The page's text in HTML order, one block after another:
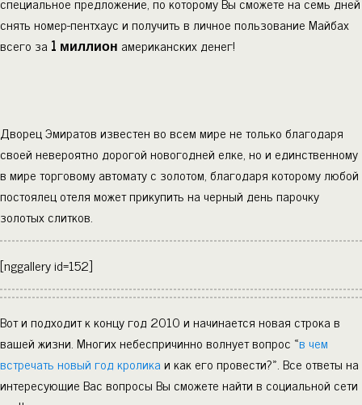
снять номер-пентхаус и получить в личное пользование Майбах
всего за 1 миллион американских денег!
Дворец Эмиратов известен во всем мире не только благодаря
своей невероятно дорогой новогодней елке, но и единственному
в мире торговому автомату с золотом, благодаря которому любой
постоялец отеля может прикупить на черный день парочку
золотых слитков.
[nggallery id=152]
Вот и подходит к концу год 2010 и начинается новая строка в
вашей жизни. Многих небеспричинно волнует вопрос «в чем
встречать новый год кроликаи как его провести?». Все ответы на
интересующие Вас вопросы Вы сможете найти в социальной сети